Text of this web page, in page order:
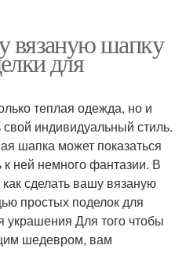
вязаную шапку
для
теплая одежда, но и
индивидуальный стиль.
шапка может показаться
ней немного фантазии. В
сделать вашу вязаную
простых поделок для
Для того чтобы
шедевром, вам